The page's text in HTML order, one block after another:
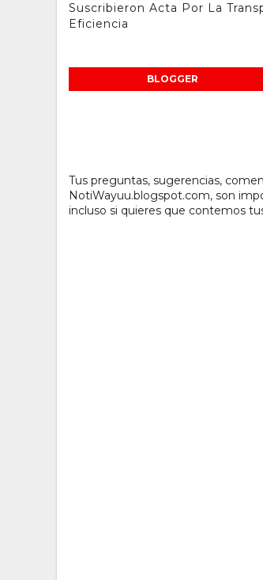
Suscribieron Acta Por La
Eficiencia
BLOGGER
Tus preguntas, sugerencias,
NotiWayuu.blogspot.com, son
incluso si quieres que contemos